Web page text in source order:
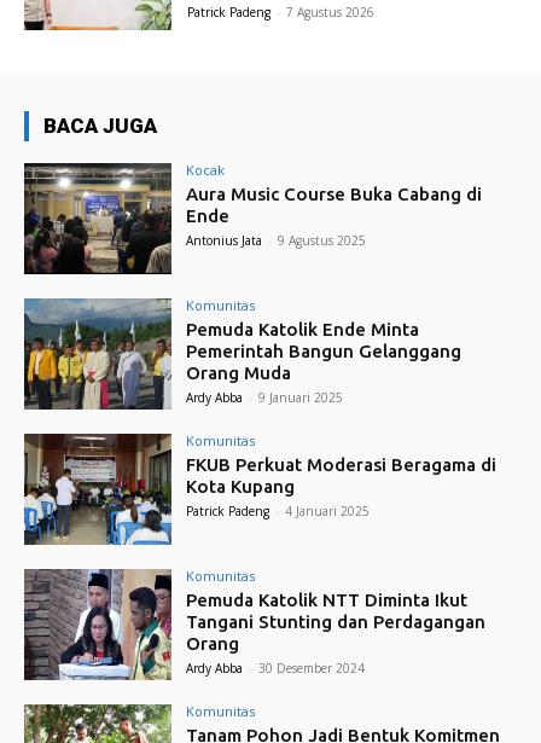
Patrick Padeng - 7 Agustus 2026
BACA JUGA
Kocak
Aura Music Course Buka Cabang di
Ende
Antonius Jata - 9 Agustus 2025
Komunitas
Pemuda Katolik Ende Minta
Pemerintah Bangun Gelanggang
Orang Muda
Ardy Abba - 9 Januari 2025
Komunitas
FKUB Perkuat Moderasi Beragama di
Kota Kupang
Patrick Padeng - 4 Januari 2025
Komunitas
Pemuda Katolik NTT Diminta Ikut
Tangani Stunting dan Perdagangan
Orang
Ardy Abba - 30 Desember 2024
Komunitas
Tanam Pohon Jadi Bentuk Komitmen